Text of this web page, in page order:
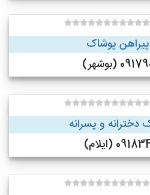
پوشاک
(بوشهر)
دخترانه و پسرانه
(ایلام)